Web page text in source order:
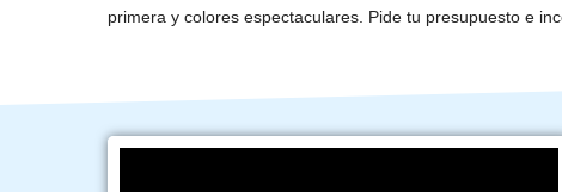
primera y colores espectaculares. Pide tu presupuesto e